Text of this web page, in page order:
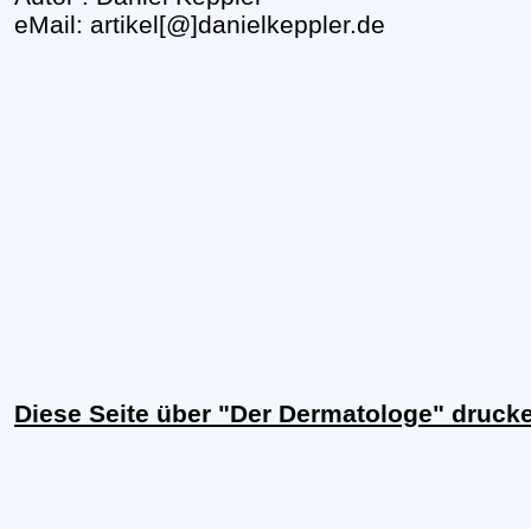
eMail: artikel[@]danielkeppler.de
Diese Seite über "Der Dermatologe"